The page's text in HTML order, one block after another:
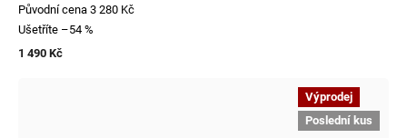
Původní cena 3 280 Kč
Ušetříte –54 %
1 490 Kč
Výprodej
Poslední kus